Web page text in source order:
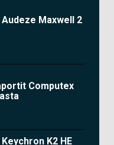
Maxwell 2
Computex
K2 HE